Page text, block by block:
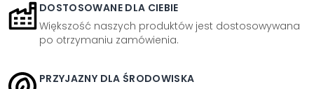
DOSTOSOWANE DLA CIEBIE
Większość naszych produktów jest dostosowywana
po otrzymaniu zamówienia.
PRZYJAZNY DLA ŚRODOWISKA